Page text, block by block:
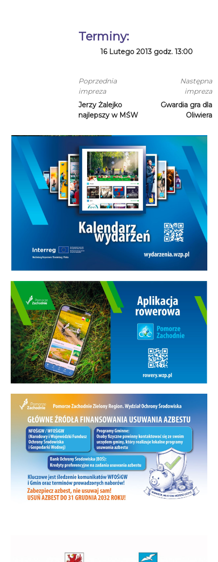
Terminy:
16 Lutego 2013 godz. 13:00
Poprzednia
impreza
Jerzy Żalejko
najlepszy w MŚW
Następna
impreza
Gwardia gra dla
Oliwiera